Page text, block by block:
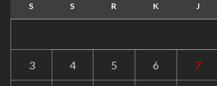
S S R K J
3 4 5 6 7